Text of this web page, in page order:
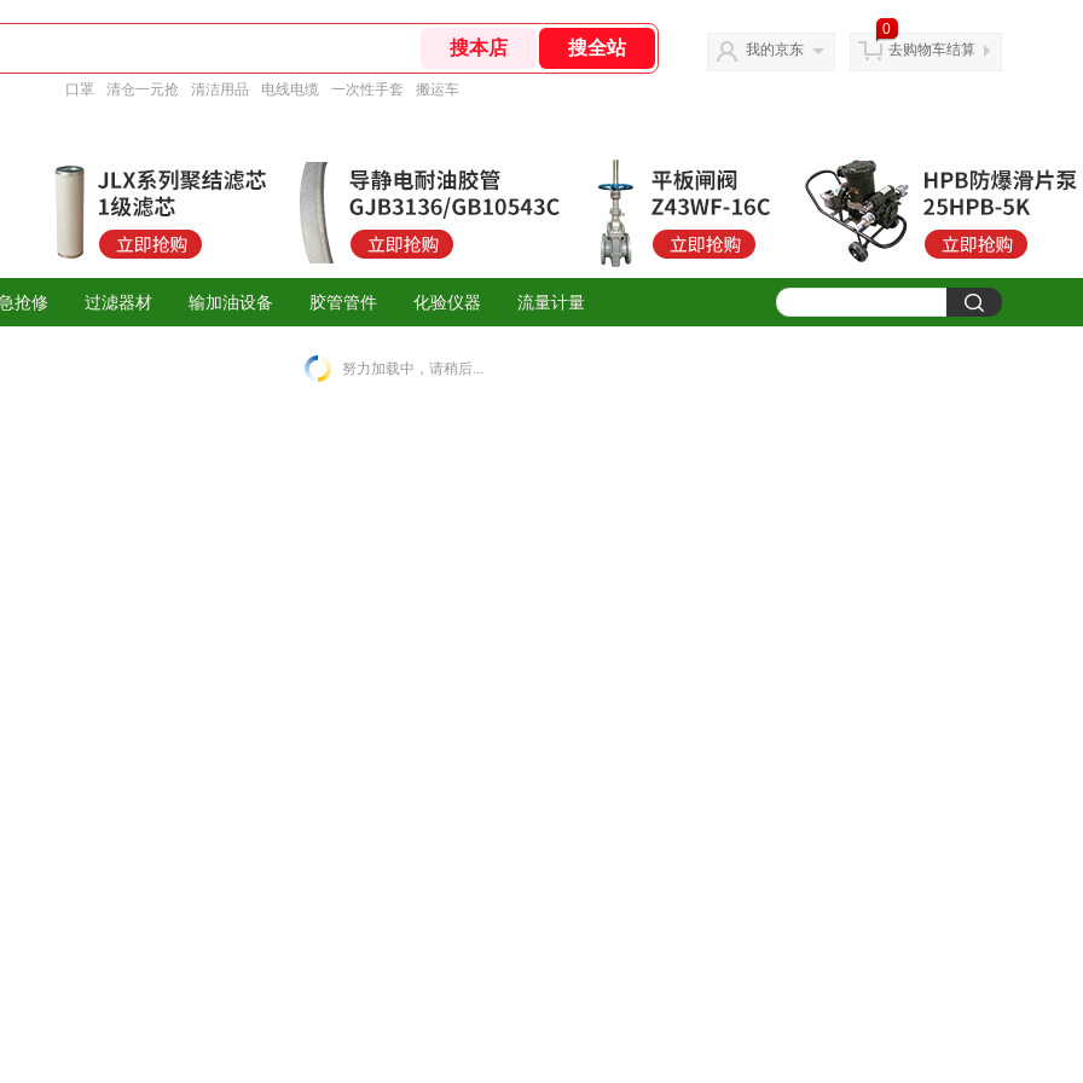
口罩 清仓一元抢 清洁用品 电线电缆 一次性手套 搬运车
我的京东
0
去购物车结算
抢修 过滤器材 输加油设备 胶管管件 化验仪器 流量计量
努力加载中，请稍后...